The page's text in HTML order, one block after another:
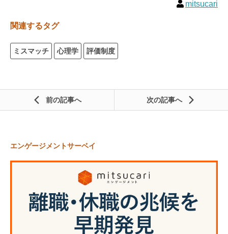
mitsucari
関連するタグ
ミスマッチ 心理学 評価制度
前の記事 次の記事
エンゲージメントサーベイ